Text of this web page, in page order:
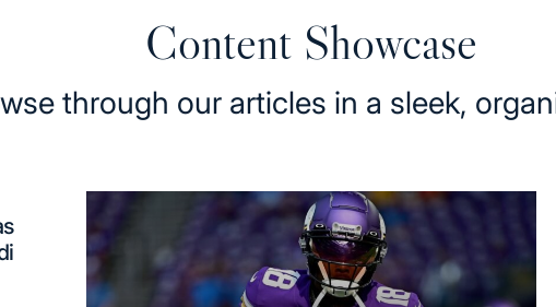
Content Showcase
through our articles in a sleek,